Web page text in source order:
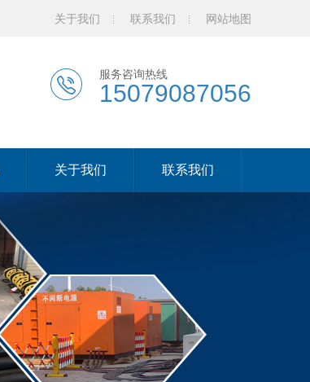
关于我们 联系我们 网站地图
服务咨询热线
15079087056
关于我们 联系我们